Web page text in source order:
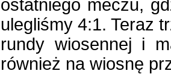
ostatniego meczu,
ulegliśmy 4:1. Teraz
rundy wiosennej i
również na wiosnę